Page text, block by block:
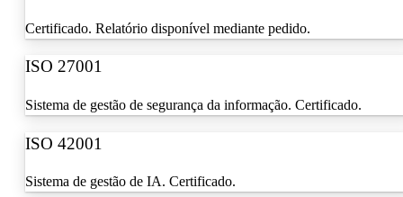
Certificado. Relatório disponível mediante pedido.
ISO 27001
Sistema de gestão de segurança da informação. Certificado.
ISO 42001
Sistema de gestão de IA. Certificado.